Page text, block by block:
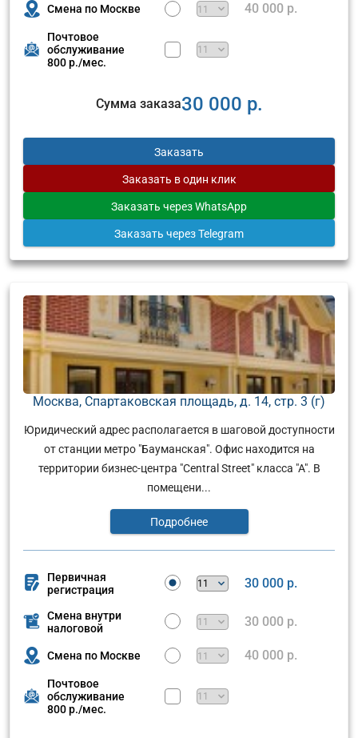
Смена по Москве 40 000 р.
Почтовое
обслуживание
800 р./мес.
Сумма заказа30 000 р.
Заказать
Заказать в один клик
Заказать через WhatsApp
Заказать через Telegram
Москва, Спартаковская площадь, д. 14, стр. 3 (г)
Юридический адрес располагается в шаговой доступности
от станции метро "Бауманская". Офис находится на
территории бизнес-центра "Central Street" класса "А". В
помещени...
Подробнее
Первичная
регистрация
30 000 р.
Смена внутри
налоговой
30 000 р.
Смена по Москве 40 000 р.
Почтовое
обслуживание
800 р./мес.